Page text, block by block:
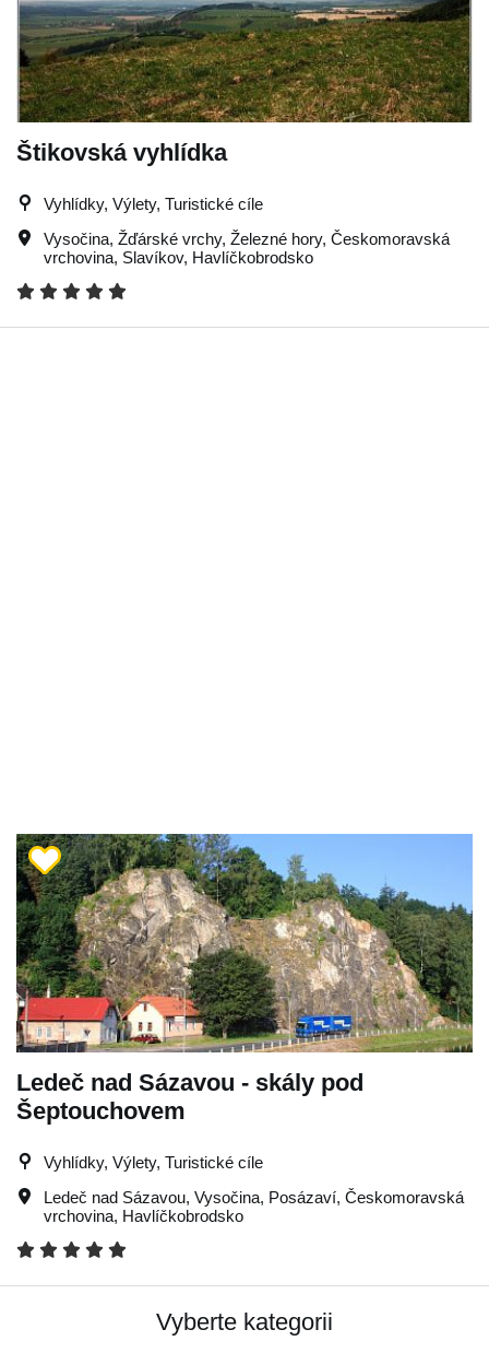
Vyberte kategorii
Štikovská vyhlídka
Vyhlídky, Výlety, Turistické cíle
Vysočina, Žďárské vrchy, Železné hory, Českomoravská
vrchovina, Slavíkov, Havlíčkobrodsko
Ledeč nad Sázavou - skály pod
Šeptouchovem
Vyhlídky, Výlety, Turistické cíle
Ledeč nad Sázavou, Vysočina, Posázaví, Českomoravská
vrchovina, Havlíčkobrodsko